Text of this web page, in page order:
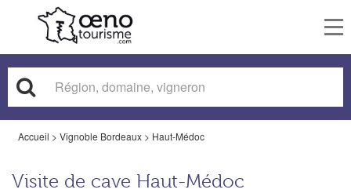
Accueil > Vignoble Bordeaux > Haut-Médoc
Visite de cave Haut-Médoc